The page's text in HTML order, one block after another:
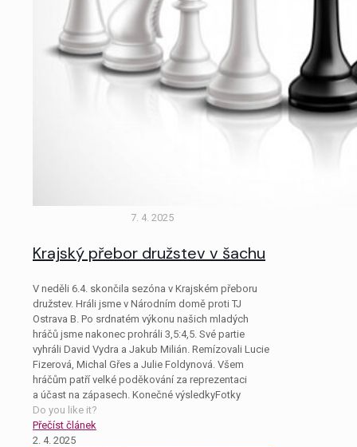
7. 4. 2025
Krajský přebor družstev v šachu
V neděli 6.4. skončila sezóna v Krajském přeboru
družstev. Hráli jsme v Národním domě proti TJ
Ostrava B. Po srdnatém výkonu našich mladých
hráčů jsme nakonec prohráli 3,5:4,5. Své partie
vyhráli David Vydra a Jakub Milián. Remízovali Lucie
Fizerová, Michal Gřes a Julie Foldynová. Všem
hráčům patří velké poděkování za reprezentaci
a účast na zápasech. Konečné výsledkyFotky
Do you like it?
Přečíst článek
2. 4. 2025